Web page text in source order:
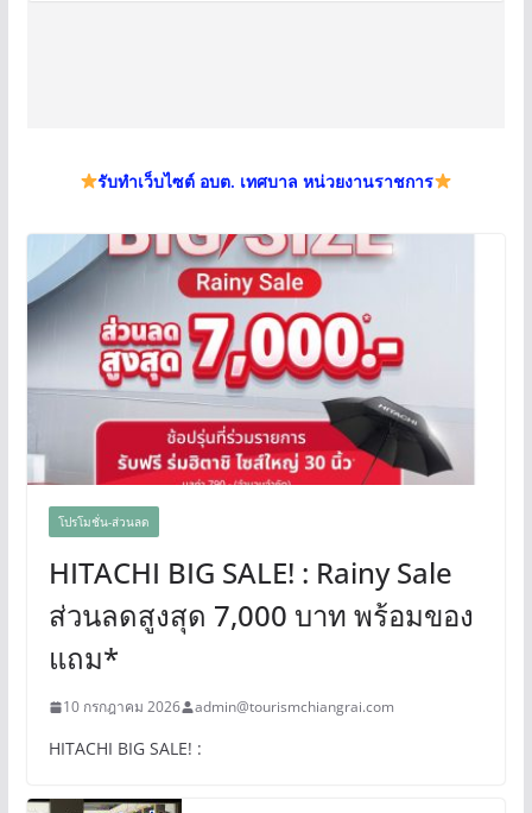
รับทำเว็บไซต์ อบต. เทศบาล หน่วยงานราชการ
โปรโมชั่น-ส่วนลด
HITACHI BIG SALE! : Rainy Sale
ส่วนลดสูงสุด 7,000 บาท พร้อมของ
แถม*
10 กรกฎาคม 2026 admin@tourismchiangrai.com
HITACHI BIG SALE! :